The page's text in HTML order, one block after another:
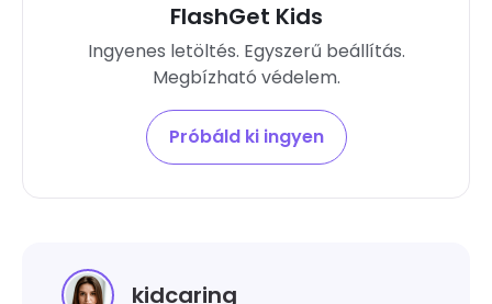
FlashGet Kids
Ingyenes letöltés. Egyszerű beállítás.
Megbízható védelem.
Próbáld ki ingyen
kidcaring